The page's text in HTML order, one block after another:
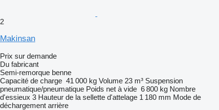
2
Makinsan
Prix sur demande
Du fabricant
Semi-remorque benne
Capacité de charge 41 000 kg Volume 23 m³ Suspension
pneumatique/pneumatique Poids net à vide 6 800 kg Nombre
d'essieux 3 Hauteur de la sellette d'attelage 1 180 mm Mode de
déchargement arrière